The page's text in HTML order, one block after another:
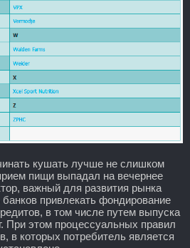
кушать лучше не слишком
пищи выпадал на вечернее
важный для развития рынка
привлекать фондирование
в том числе путем выпуска
При этом процессуальных правил
в которых потребитель является